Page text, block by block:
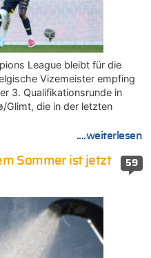
League bleibt für die
Vizemeister empfing
3. Qualifikationsrunde in
Glimt, die in der letzten
....weiterlesen
59
Sommer ist jetzt